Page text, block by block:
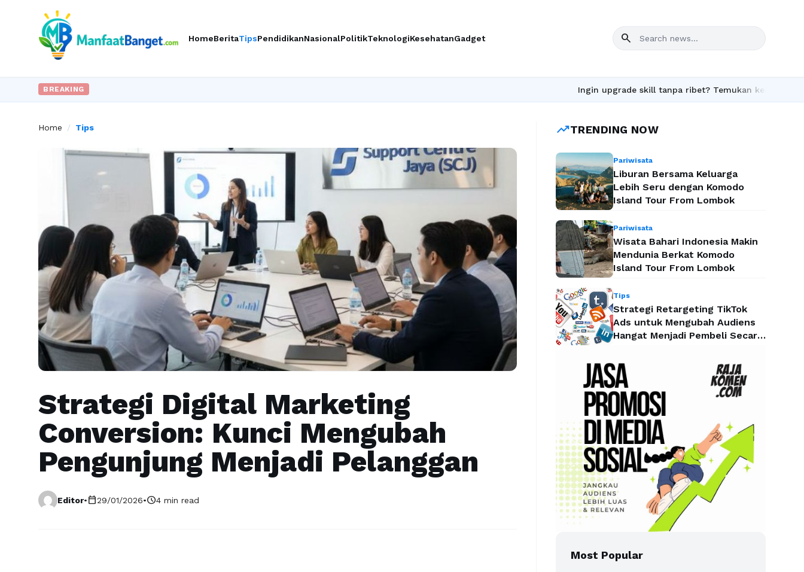
HomeBeritaTipsPendidikanNasionalPolitikTeknologiKesehatanGadget search
BREAKING Ingin upgrade skill tanpa ribet? Temukan kelas seru dan materi
Home / Tips
Strategi Digital Marketing
Conversion: Kunci Mengubah
Pengunjung Menjadi Pelanggan
Editor•calendar_today29/01/2026•schedule4 min read
trending_upTRENDING NOW
Pariwisata
Liburan Bersama Keluarga
Lebih Seru dengan Komodo
Island Tour From Lombok
Pariwisata
Wisata Bahari Indonesia Makin
Mendunia Berkat Komodo
Island Tour From Lombok
Tips
Strategi Retargeting TikTok
Ads untuk Mengubah Audiens
Hangat Menjadi Pembeli Secara
Most Popular